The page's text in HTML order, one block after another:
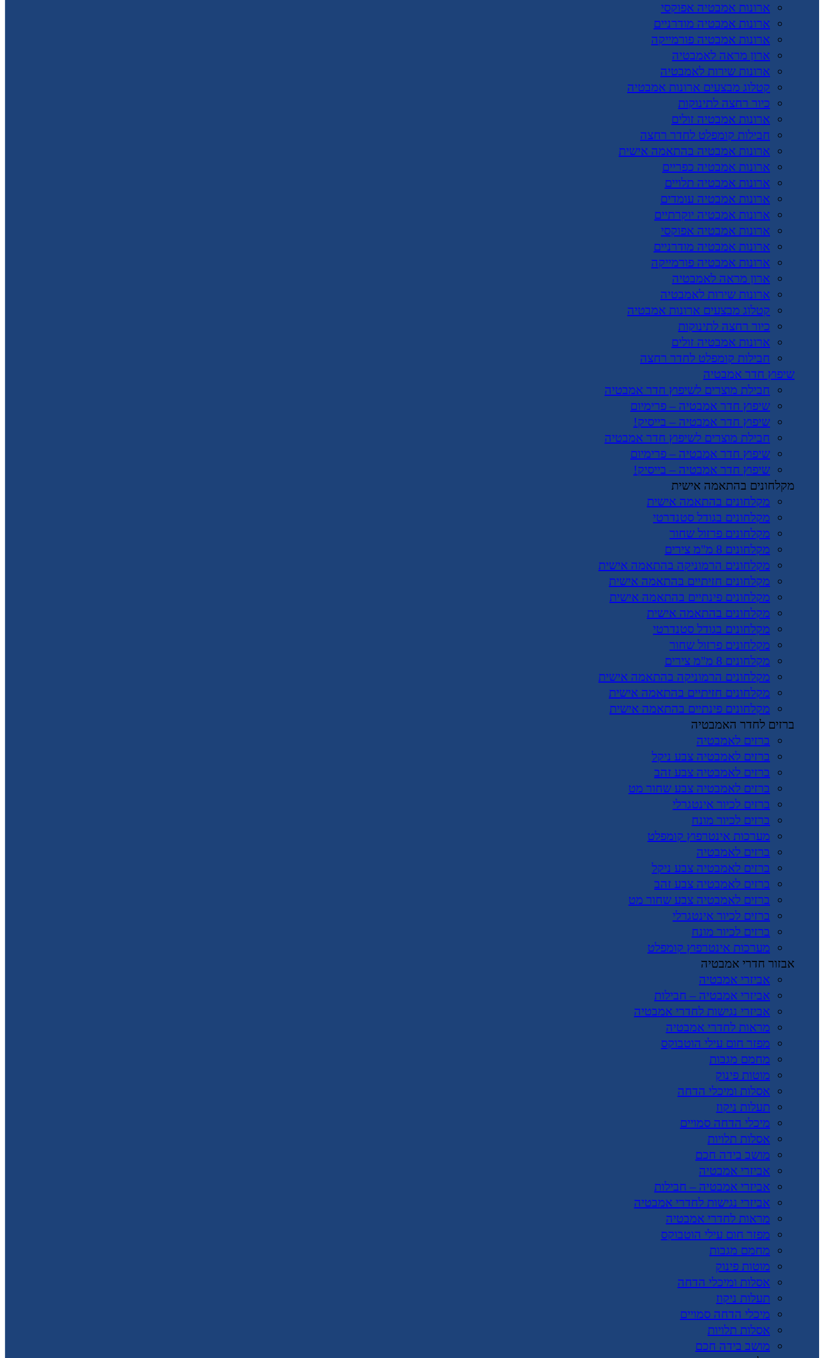
ארונות אמבטיה אפוקסי
ארונות אמבטיה מודרניים
ארונות אמבטיה פורמייקה
ארון מראה לאמבטיה
ארונות שירות לאמבטיה
קטלוג מבצעים ארונות אמבטיה
כיור רחצה לתינוקות
ארונות אמבטיה זולים
חבילות קומפלט לחדר רחצה
ארונות אמבטיה בהתאמה אישית
ארונות אמבטיה כפריים
ארונות אמבטיה תלויים
ארונות אמבטיה עומדים
ארונות אמבטיה יוקרתיים
ארונות אמבטיה אפוקסי
ארונות אמבטיה מודרניים
ארונות אמבטיה פורמייקה
ארון מראה לאמבטיה
ארונות שירות לאמבטיה
קטלוג מבצעים ארונות אמבטיה
כיור רחצה לתינוקות
ארונות אמבטיה זולים
חבילות קומפלט לחדר רחצה
שיפוץ חדר אמבטיה
חבילת מוצרים לשיפוץ חדר אמבטיה
שיפוץ חדר אמבטיה – פרימיום
שיפוץ חדר אמבטיה – בייסיק!
חבילת מוצרים לשיפוץ חדר אמבטיה
שיפוץ חדר אמבטיה – פרימיום
שיפוץ חדר אמבטיה – בייסיק!
מקלחונים בהתאמה אישית
מקלחונים בהתאמה אישית
מקלחונים בגודל סטנדרטי
מקלחונים פרזול שחור
מקלחונים 8 מ"מ צירים
מקלחונים הרמוניקה בהתאמה אישית
מקלחונים חזיתיים בהתאמה אישית
מקלחונים פינתיים בהתאמה אישית
מקלחונים בהתאמה אישית
מקלחונים בגודל סטנדרטי
מקלחונים פרזול שחור
מקלחונים 8 מ"מ צירים
מקלחונים הרמוניקה בהתאמה אישית
מקלחונים חזיתיים בהתאמה אישית
מקלחונים פינתיים בהתאמה אישית
ברזים לחדר האמבטיה
ברזים לאמבטיה
ברזים לאמבטיה צבע ניקל
ברזים לאמבטיה צבע זהב
ברזים לאמבטיה צבע שחור מט
ברזים לכיור אינטגרלי
ברזים לכיור מונח
מערכות אינטרפוץ קומפלט
ברזים לאמבטיה
ברזים לאמבטיה צבע ניקל
ברזים לאמבטיה צבע זהב
ברזים לאמבטיה צבע שחור מט
ברזים לכיור אינטגרלי
ברזים לכיור מונח
מערכות אינטרפוץ קומפלט
אבזור חדרי אמבטיה
אביזרי אמבטיה
אביזרי אמבטיה – חבילות
אביזרי נגישות לחדרי אמבטיה
מראות לחדרי אמבטיה
מפזר חום עילי הוטבוקס
מחמם מגבות
מוטות פינוק
אסלות ומיכלי הדחה
תעלות ניקוז
מיכלי הדחה סמויים
אסלות תלויות
מושב בידה חכם
אביזרי אמבטיה
אביזרי אמבטיה – חבילות
אביזרי נגישות לחדרי אמבטיה
מראות לחדרי אמבטיה
מפזר חום עילי הוטבוקס
מחמם מגבות
מוטות פינוק
אסלות ומיכלי הדחה
תעלות ניקוז
מיכלי הדחה סמויים
אסלות תלויות
מושב בידה חכם